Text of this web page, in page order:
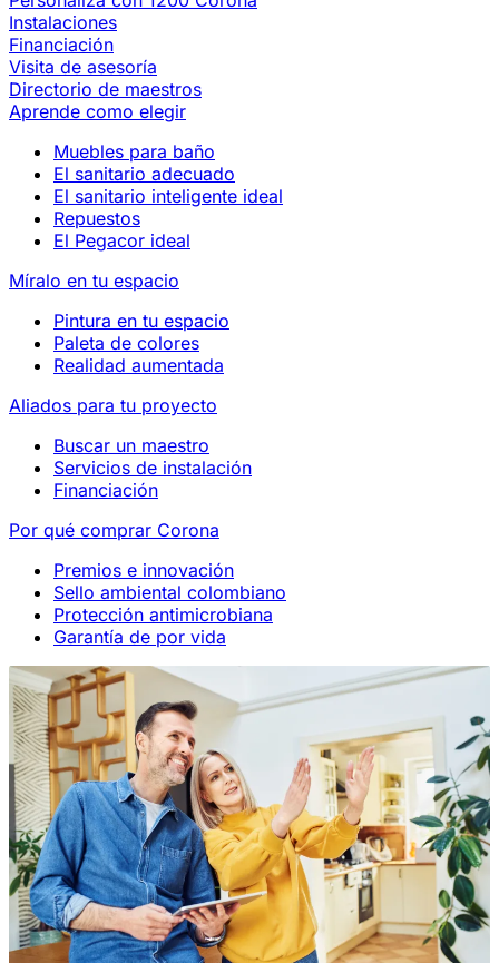
Instalaciones
Financiación
Visita de asesoría
Directorio de maestros
Aprende como elegir
Muebles para baño
El sanitario adecuado
El sanitario inteligente ideal
Repuestos
El Pegacor ideal
Míralo en tu espacio
Pintura en tu espacio
Paleta de colores
Realidad aumentada
Aliados para tu proyecto
Buscar un maestro
Servicios de instalación
Financiación
Por qué comprar Corona
Premios e innovación
Sello ambiental colombiano
Protección antimicrobiana
Garantía de por vida